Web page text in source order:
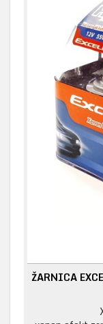
ŽARNICA